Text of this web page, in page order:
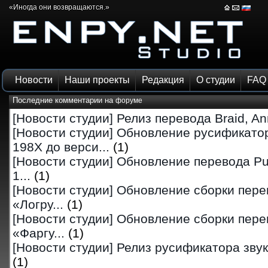
«Иногда они возвращаются.»
Новости Наши проекты Редакция О студии FAQ
Последние комментарии на форуме
[Новости студии] Релиз перевода Braid,
[Новости студии] Обновление
198X до верси... (1)
[Новости студии] Обновление перевода
1... (1)
[Новости студии] Обновление сборки
«Логру... (1)
[Новости студии] Обновление сборки
«Фаргу... (1)
[Новости студии] Релиз русификатора
(1)